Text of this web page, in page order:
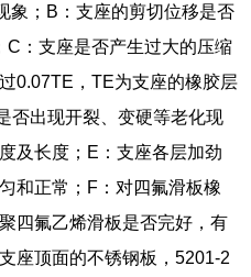
象；B：支座的剪切位移是否
C：支座是否产生过大的压缩
0.07TE，TE为支座的橡胶层
否出现开裂、变硬等老化现
及长度；E：支座各层加劲
和正常；F：对四氟滑板橡
四氟乙烯滑板是否完好，有
座顶面的不锈钢板，5201-2